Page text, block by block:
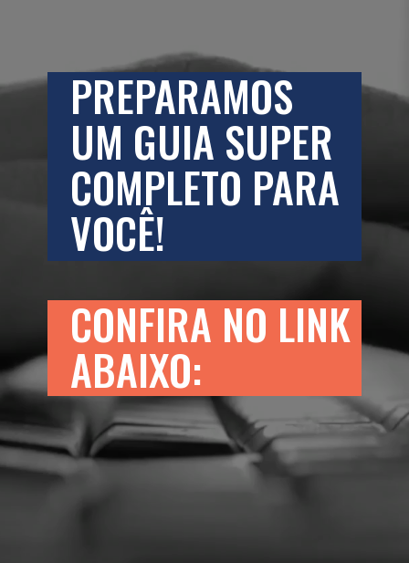
PREPARAMOS
UM GUIA SUPER
COMPLETO PARA
VOCÊ!
CONFIRA NO LINK
ABAIXO: